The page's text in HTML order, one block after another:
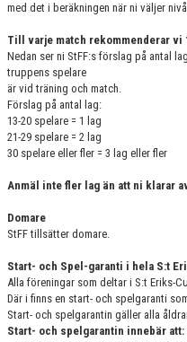
med det i beräkningen när ni väljer
Till varje match rekommenderar vi
Nedan ser ni StFF:s förslag på antal
truppens spelare
är vid träning och match.
Förslag på antal lag:
13-20 spelare = 1 lag
21-29 spelare = 2 lag
30 spelare eller fler = 3 lag eller fler
Anmäl inte fler lag än att ni klarar
Domare
StFF tillsätter domare.
Start- och Spel-garanti i hela S:t
Alla föreningar som deltar i S:t Eriks-
Där i finns en start- och spelgaranti
Start- och spelgarantin gäller alla
Start- och spelgarantin innebär att: